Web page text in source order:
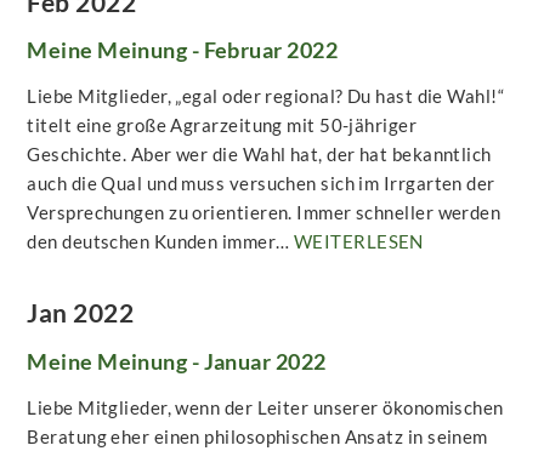
Meine Meinung - Februar 2022
Liebe Mitglieder, „egal oder regional? Du hast die Wahl!“
titelt eine große Agrarzeitung mit 50-jähriger
Geschichte. Aber wer die Wahl hat, der hat bekanntlich
auch die Qual und muss versuchen sich im Irrgarten der
Versprechungen zu orientieren. Immer schneller werden
den deutschen Kunden immer… WEITERLESEN
Jan 2022
Meine Meinung - Januar 2022
Liebe Mitglieder, wenn der Leiter unserer ökonomischen
Beratung eher einen philosophischen Ansatz in seinem